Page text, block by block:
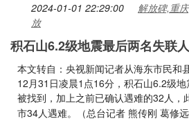
2024-01-01 22:29:00
解放碑,重
放
积石山6.2级地震最后两名失联
本文转自：央视新闻记者从海东市民和
12月31日凌晨1点16分，积石山6.2级
被找到，加上之前已确认遇难的32人，
市34人遇难。（总台记者 熊传刚 葛修远